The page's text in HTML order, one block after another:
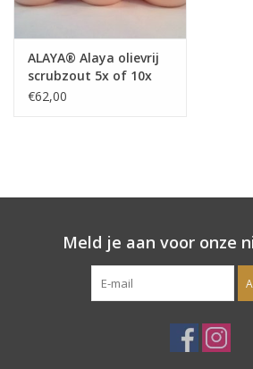
Cadeaubonnen
ALAYA® Alaya olievrij
scrubzout 5x of 10x
(salon)
€62,00
Meld je aan voor onze